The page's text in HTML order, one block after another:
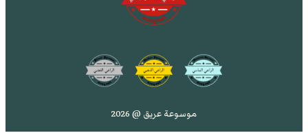
موسوعة عريق @ 2026